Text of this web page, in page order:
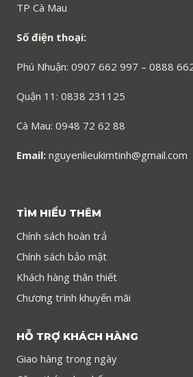
TP Cà Mau
Số điện thoại:
Phú Nhuận: 0907 662 997 – 0888
Quận 11: 0838 231125
Cà Mau: 0948 72 62 88
Email: nguyenlieukimtinh@gmail.com
TÌM HIỂU THÊM
Chính sách hoàn trả
Chính sách bảo mật
Khách hàng thân thiết
Chương trình khuyến mãi
HỖ TRỢ KHÁCH HÀNG
Giao hàng trong ngày